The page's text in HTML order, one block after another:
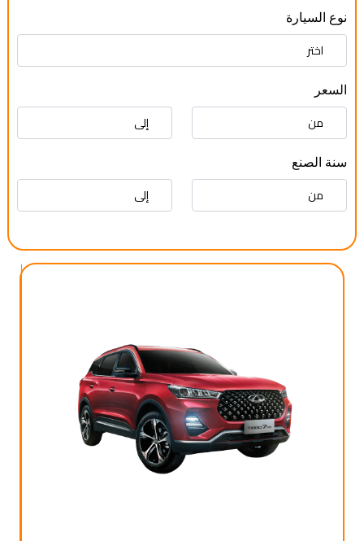
نوع السيارة
السعر
سنة الصنع